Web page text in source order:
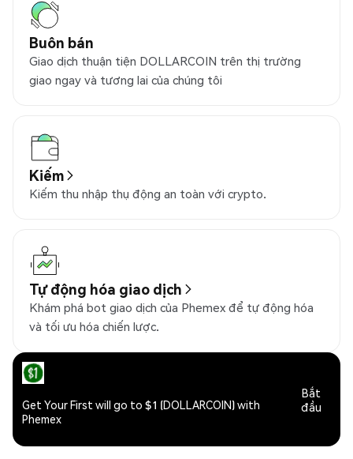
Buôn bán
Giao dịch thuận tiện DOLLARCOIN trên thị trường
giao ngay và tương lai của chúng tôi
Kiếm
Kiếm thu nhập thụ động an toàn với crypto.
Tự động hóa giao dịch
Khám phá bot giao dịch của Phemex để tự động hóa
và tối ưu hóa chiến lược.
Get Your First will go to $1 (DOLLARCOIN) with
Phemex
Bắt
đầu